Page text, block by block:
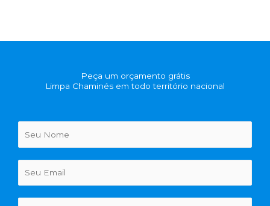
Peça um orçamento grátis
Limpa Chaminés em todo território nacional